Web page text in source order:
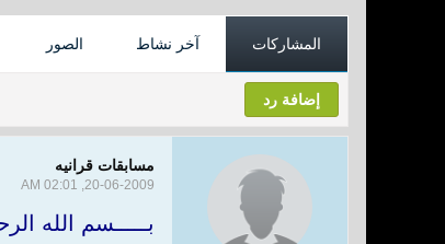
المشاركات آخر نشاط الصور
إضافة رد
مسابقات قرانيه
20-06-2009, 02:01 AM
بـــــسم الله